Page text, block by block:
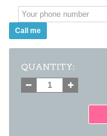
Call me
QUANTITY: